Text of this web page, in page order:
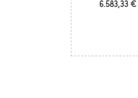
6.583,33 €